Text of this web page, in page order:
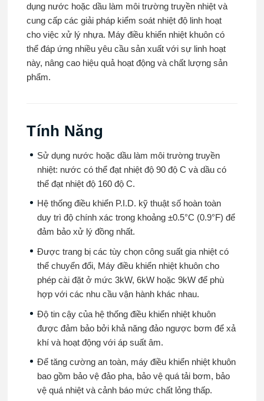
dụng nước hoặc dầu làm môi trường truyền nhiệt và
cung cấp các giải pháp kiểm soát nhiệt độ linh hoạt
cho việc xử lý nhựa. Máy điều khiển nhiệt khuôn có
thể đáp ứng nhiều yêu cầu sản xuất với sự linh hoạt
này, nâng cao hiệu quả hoạt động và chất lượng sản
phẩm.
Tính Năng
Sử dụng nước hoặc dầu làm môi trường truyền
nhiệt: nước có thể đạt nhiệt độ 90 độ C và dầu có
thể đạt nhiệt độ 160 độ C.
Hệ thống điều khiển P.I.D. kỹ thuật số hoàn toàn
duy trì độ chính xác trong khoảng ±0.5°C (0.9°F) để
đảm bảo xử lý đồng nhất.
Được trang bị các tùy chọn công suất gia nhiệt có
thể chuyển đổi, Máy điều khiển nhiệt khuôn cho
phép cài đặt ở mức 3kW, 6kW hoặc 9kW để phù
hợp với các nhu cầu vận hành khác nhau.
Độ tin cậy của hệ thống điều khiển nhiệt khuôn
được đảm bảo bởi khả năng đảo ngược bơm để xả
khí và hoạt động với áp suất âm.
Để tăng cường an toàn, máy điều khiển nhiệt khuôn
bao gồm bảo vệ đảo pha, bảo vệ quá tải bơm, bảo
vệ quá nhiệt và cảnh báo mức chất lỏng thấp.